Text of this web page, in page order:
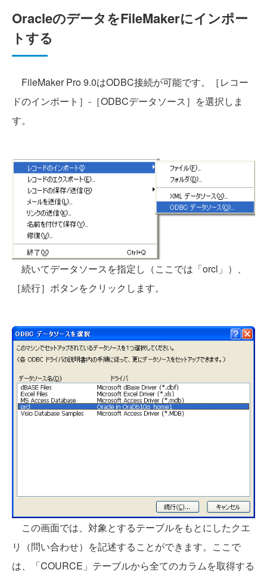
OracleのデータをFileMakerにインポー
トする
FileMaker Pro 9.0はODBC接続が可能です。［レコー
ドのインポート］-［ODBCデータソース］を選択しま
す。
続いてデータソースを指定し（ここでは「orcl」）、
［続行］ボタンをクリックします。
この画面では、対象とするテーブルをもとにしたクエ
リ（問い合わせ）を記述することができます。ここで
は、「COURCE」テーブルから全てのカラムを取得する